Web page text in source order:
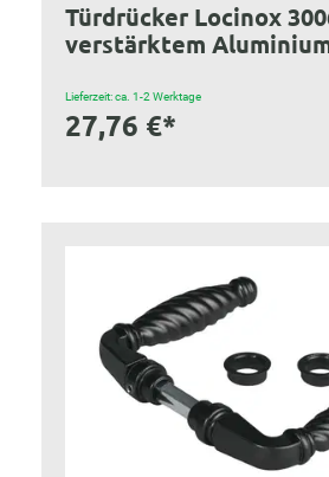
Türdrücker Locinox
verstärktem
Lieferzeit: ca. 1-2 Werktage
27,76 €*